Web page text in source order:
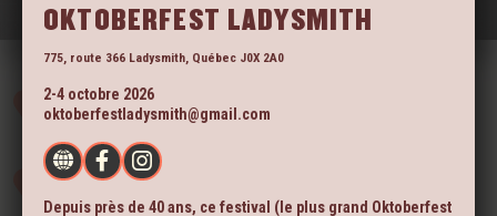
OKTOBERFEST LADYSMITH
775, route 366 Ladysmith, Québec J0X 2A0
2-4 octobre 2026
oktoberfestladysmith@gmail.com
Depuis près de 40 ans, ce festival (le plus grand Oktoberfest